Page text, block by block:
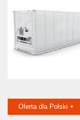
Oferta dla Polski +